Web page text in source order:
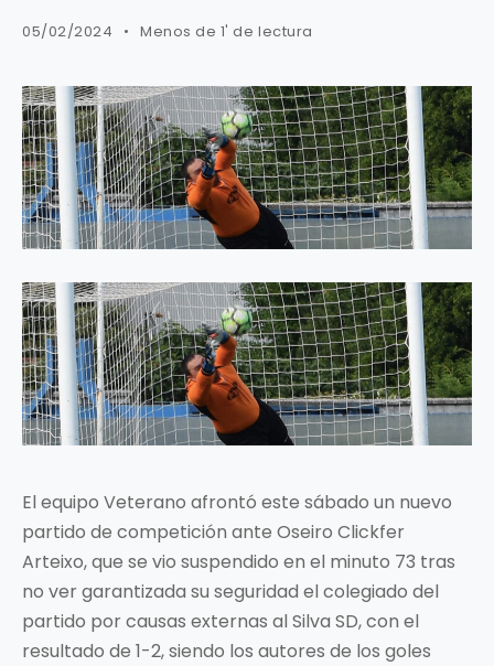
05/02/2024 Menos de 1' de lectura
El equipo Veterano afrontó este sábado un nuevo
partido de competición ante Oseiro Clickfer
Arteixo, que se vio suspendido en el minuto 73 tras
no ver garantizada su seguridad el colegiado del
partido por causas externas al Silva SD, con el
resultado de 1-2, siendo los autores de los goles